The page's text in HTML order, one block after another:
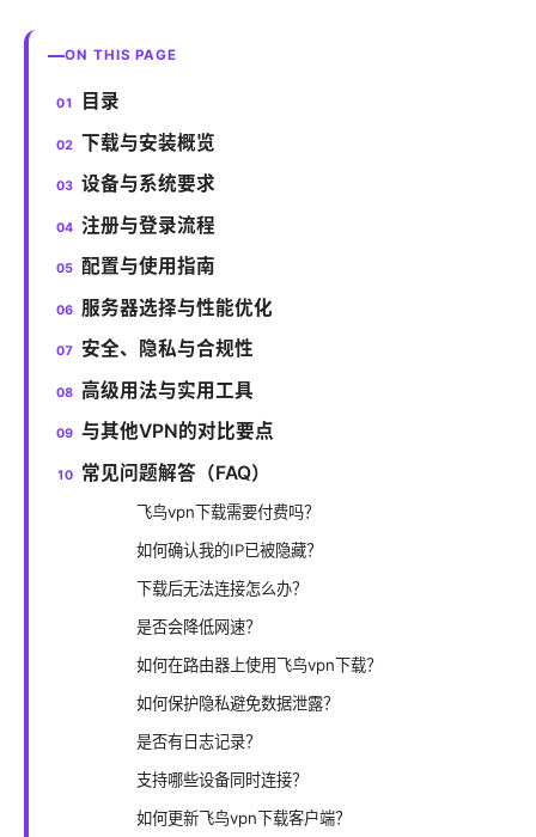
ON THIS PAGE
目录
下载与安装概览
设备与系统要求
注册与登录流程
配置与使用指南
服务器选择与性能优化
安全、隐私与合规性
高级用法与实用工具
与其他VPN的对比要点
常见问题解答（FAQ）
飞鸟vpn下载需要付费吗？
如何确认我的IP已被隐藏？
下载后无法连接怎么办？
是否会降低网速？
如何在路由器上使用飞鸟vpn下载？
如何保护隐私避免数据泄露？
是否有日志记录？
支持哪些设备同时连接？
如何更新飞鸟vpn下载客户端？